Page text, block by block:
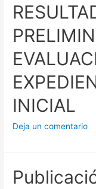
INICIAL
Deja un comentario